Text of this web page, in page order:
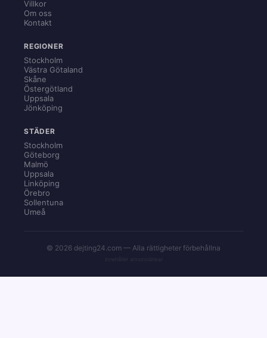
Villkor
Om oss
Kontakt
REGIONER
Stockholm
Västra Götaland
Skåne
Östergötland
Uppsala
Jönköping
STÄDER
Stockholm
Göteborg
Malmö
Uppsala
Linköping
Örebro
Sollentuna
Umeå
© 2026 dejting24.com — Alla rättigheter förbehållna